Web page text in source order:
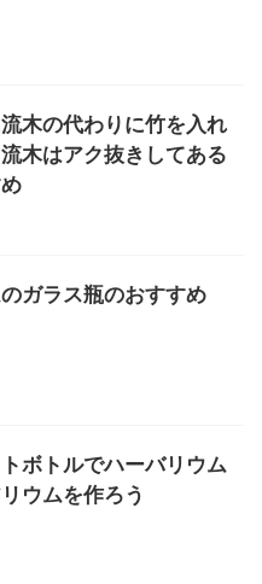
木の代わりに竹を入れ
木はアク抜きしてある
ガラス瓶のおすすめ
ボトルでハーバリウム
ウムを作ろう